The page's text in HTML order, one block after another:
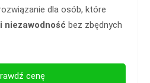
dla osób, które
niezawodność bez zbędnych
cenę